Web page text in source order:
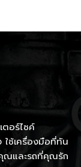
ตอร์ไซค์
ใช้เครื่องมือที่ทัน
ณและรถที่คุณรัก